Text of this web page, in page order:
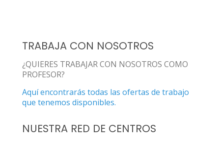
TRABAJA CON NOSOTROS
¿QUIERES TRABAJAR CON NOSOTROS COMO
PROFESOR?
Aquí encontrarás todas las ofertas de trabajo
que tenemos disponibles.
NUESTRA RED DE CENTROS